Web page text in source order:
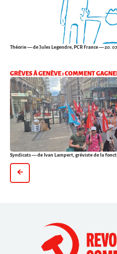
Théorie— de Jules Legendre, PCR France — 20.
GRÈVES À GENÈVE : COMMENT
Syndicats— de Ivan Lampert, gréviste de la